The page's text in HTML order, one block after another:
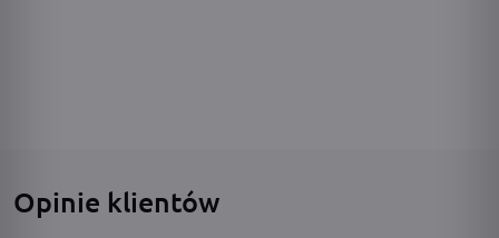
Opinie klientów